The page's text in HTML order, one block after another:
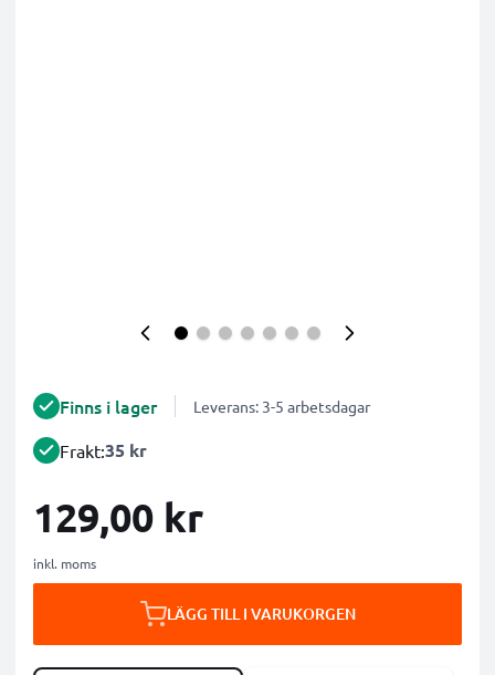
Finns i lager Leverans: 3-5 arbetsdagar
Frakt:35 kr
129,00 kr
inkl. moms
LÄGG TILL I VARUKORGEN